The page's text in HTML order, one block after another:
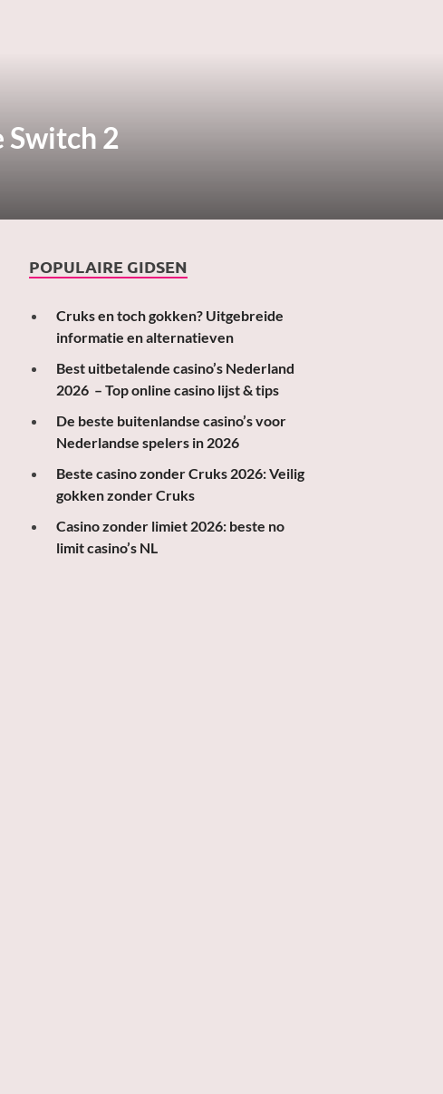
Switch 2
POPULAIRE GIDSEN
Cruks en toch gokken? Uitgebreide
informatie en alternatieven
Best uitbetalende casino’s Nederland
2026 – Top online casino lijst & tips
De beste buitenlandse casino’s voor
Nederlandse spelers in 2026
Beste casino zonder Cruks 2026: Veilig
gokken zonder Cruks
Casino zonder limiet 2026: beste no
limit casino’s NL